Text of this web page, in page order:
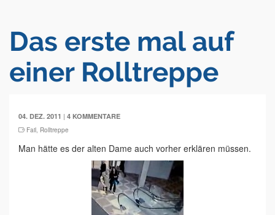
Das erste mal auf
einer Rolltreppe
04. DEZ. 2011 | 4 KOMMENTARE
Fail, Rolltreppe
Man hätte es der alten Dame auch vorher erklären müssen.